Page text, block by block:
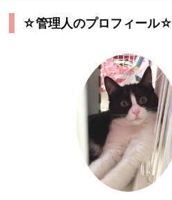
☆管理人のプロフィール☆